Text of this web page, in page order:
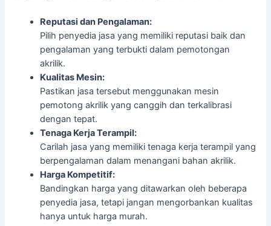
Reputasi dan Pengalaman:
Pilih penyedia jasa yang memiliki reputasi baik dan
pengalaman yang terbukti dalam pemotongan
akrilik.
Kualitas Mesin:
Pastikan jasa tersebut menggunakan mesin
pemotong akrilik yang canggih dan terkalibrasi
dengan tepat.
Tenaga Kerja Terampil:
Carilah jasa yang memiliki tenaga kerja terampil yang
berpengalaman dalam menangani bahan akrilik.
Harga Kompetitif:
Bandingkan harga yang ditawarkan oleh beberapa
penyedia jasa, tetapi jangan mengorbankan kualitas
hanya untuk harga murah.